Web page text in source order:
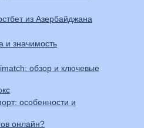
из Азербайджана
и значимость
обзор и ключевые
особенности и
онлайн?